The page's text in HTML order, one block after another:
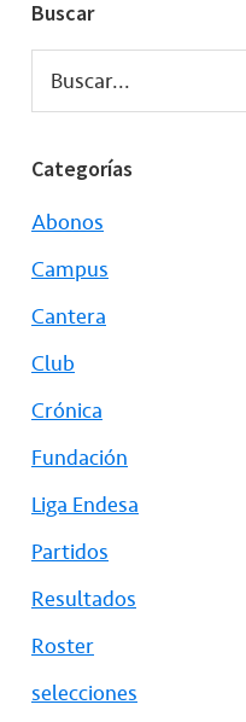
Buscar
Buscar...
Categorías
Abonos
Campus
Cantera
Club
Crónica
Fundación
Liga Endesa
Partidos
Resultados
Roster
selecciones